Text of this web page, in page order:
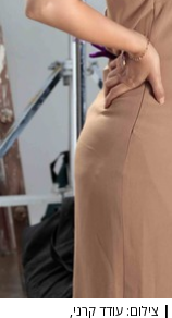
| צילום: עודד קרני,